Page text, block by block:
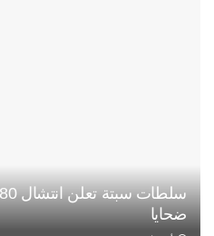
ضحايا